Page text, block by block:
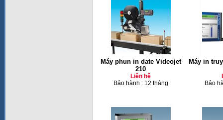
Máy phun in date Videojet
210
Liên hệ
Bảo hành : 12 tháng
Máy in
Bảo